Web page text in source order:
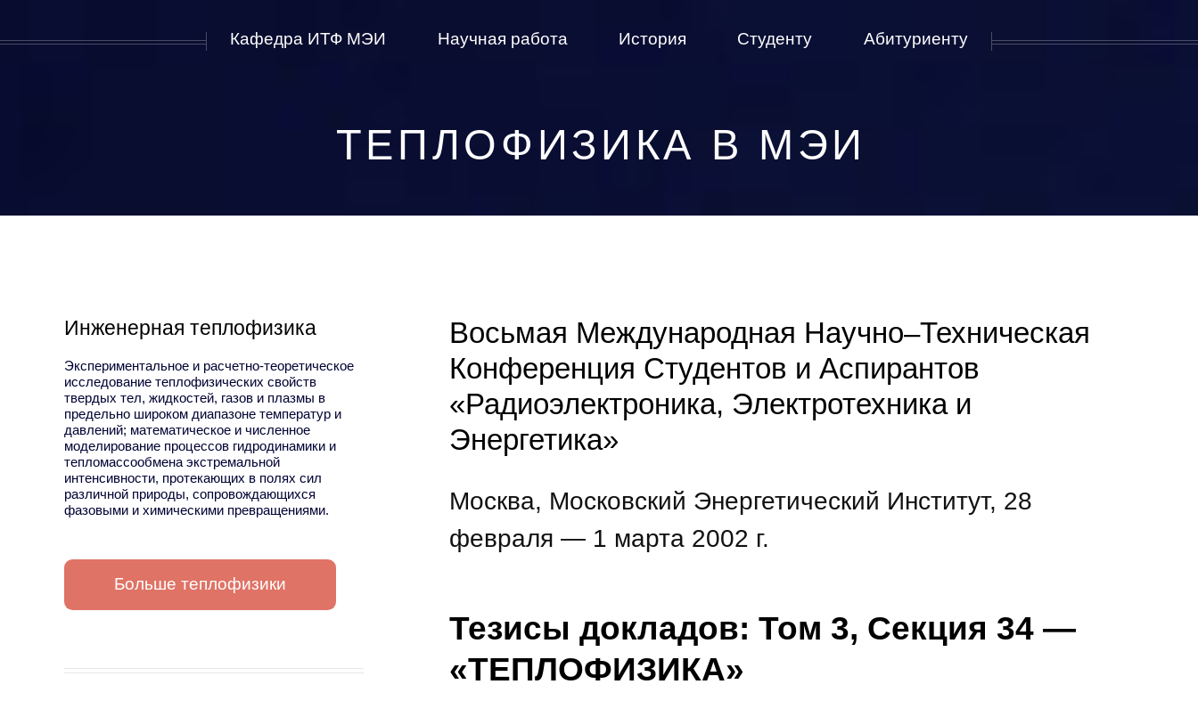
ТЕПЛОФИЗИКА В МЭИ
Кафедра ИТФ МЭИ Научная работа История Студенту Абитуриенту
Инженерная теплофизика
Экспериментальное и расчетно-теоретическое
исследование теплофизических свойств
твердых тел, жидкостей, газов и плазмы в
предельно широком диапазоне температур и
давлений; математическое и численное
моделирование процессов гидродинамики и
тепломассообмена экстремальной
интенсивности, протекающих в полях сил
различной природы, сопровождающихся
фазовыми и химическими превращениями.
Больше теплофизики
Восьмая Международная Научно–Техническая
Конференция Студентов и Аспирантов
«Радиоэлектроника, Электротехника и
Энергетика»
Москва, Московский Энергетический Институт, 28
февраля — 1 марта 2002 г.
Тезисы докладов: Том 3, Секция 34 —
«ТЕПЛОФИЗИКА»